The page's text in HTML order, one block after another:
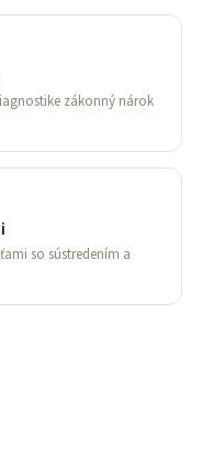
zákonný nárok
so sústredením a